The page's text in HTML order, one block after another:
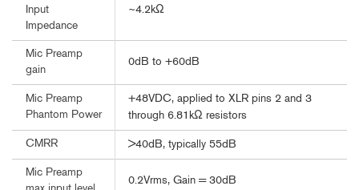
Input
Impedance
~4.2kΩ
Mic Preamp
gain
0dB to +60dB
Mic Preamp
Phantom Power
+48VDC, applied to XLR pins 2 and 3
through 6.81kΩ resistors
CMRR >40dB, typically 55dB
Mic Preamp
0.2Vrms, Gain = 30dB